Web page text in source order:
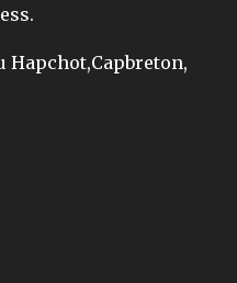
Hapchot,Capbreton,